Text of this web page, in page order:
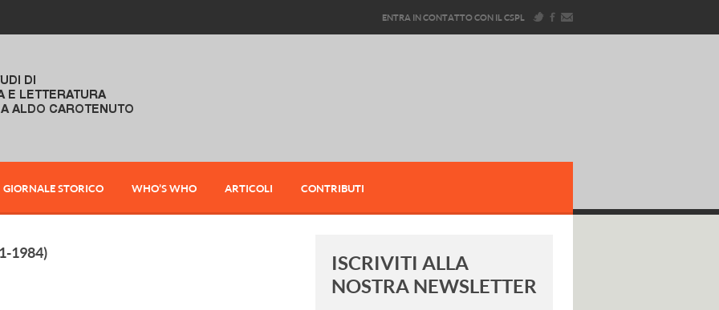
ENTRA IN CONTATTO CON IL CSPL
GIORNALE STORICO WHO’S WHO ARTICOLI CONTRIBUTI
1984)
ISCRIVITI ALLA
NOSTRA NEWSLETTER